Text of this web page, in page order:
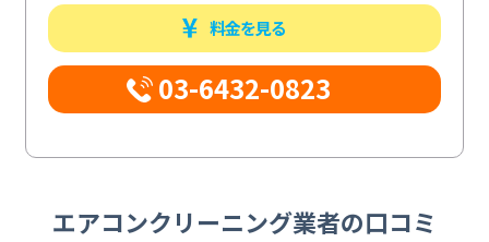
料金を見る
03-6432-0823
エアコンクリーニング業者の口コミ